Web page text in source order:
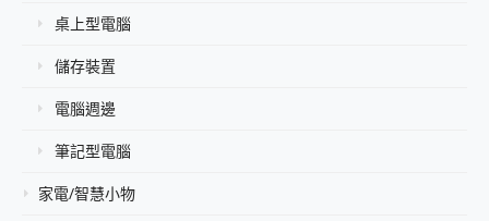
桌上型電腦
儲存裝置
電腦週邊
筆記型電腦
家電/智慧小物